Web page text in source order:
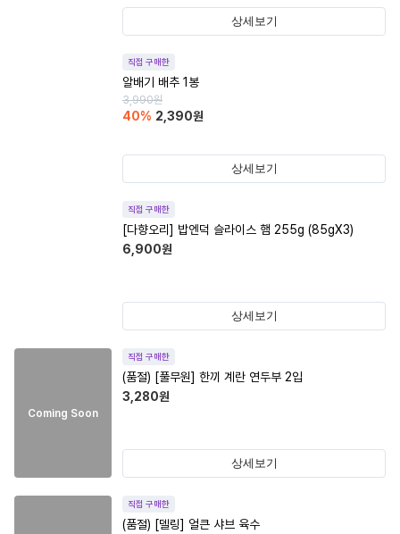
상세보기
직접 구매한
알배기 배추 1봉
3,990원
40% 2,390원
상세보기
직접 구매한
[다향오리] 밥엔덕 슬라이스 햄 255g (85gX3)
6,900원
상세보기
Coming Soon
직접 구매한
(품절) [풀무원] 한끼 계란 연두부 2입
3,280원
상세보기
직접 구매한
(품절) [델링] 얼큰 샤브 육수